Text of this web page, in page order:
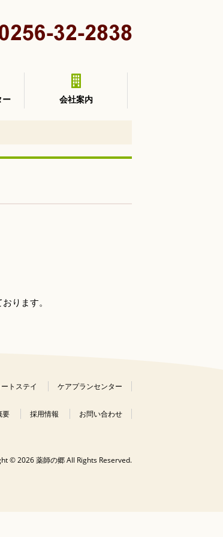
ー 会社案内
ります。
トステイ ケアプランセンター
要 採用情報 お問い合わせ
© 2026 薬師の郷 All Rights Reserved.